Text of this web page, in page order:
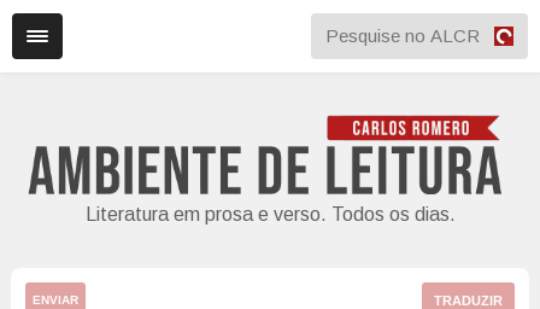
Literatura em prosa e verso. Todos os dias.
ENVIAR TRADUZIR